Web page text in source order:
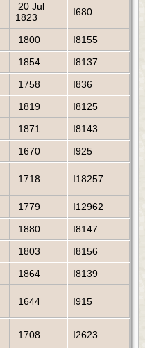
20 Jul
1823
I680
1800
I8155
1854
I8137
1758
I836
1819
I8125
1871
I8143
1670 I925
1718 I18257
1779
I12962
1880
I8147
1803
I8156
1864 I8139
1644 I915
1708 I2623